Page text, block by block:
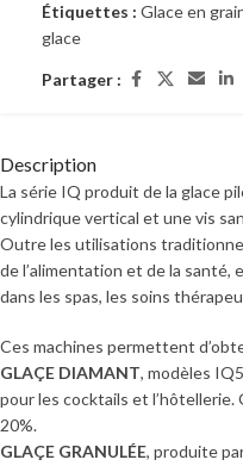
Étiquettes : Glace en
glace
Partager :
Description
La série IQ produit de la glace
cylindrique vertical et une vis
Outre les utilisations
de l’alimentation et de la
dans les spas, les soins
Ces machines permettent
GLAÇE DIAMANT, modèles
pour les cocktails et l’hôtellerie.
20%.
GLAÇE GRANULÉE, produite